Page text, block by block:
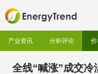
产业资讯 分析评论 价
全线“喊涨”成交